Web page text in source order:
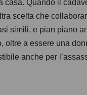
casa. Quando il
scelta che
simili, e pian piano
oltre a essere una
anche per